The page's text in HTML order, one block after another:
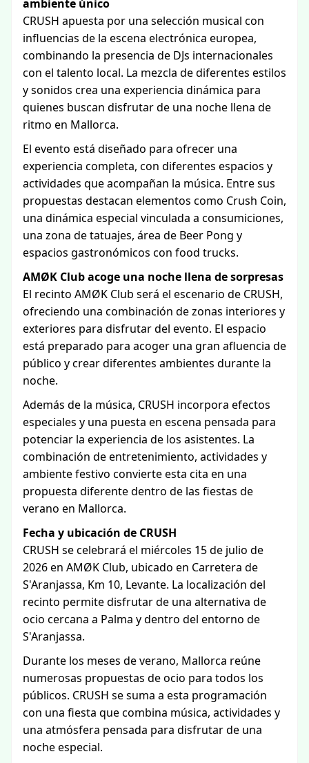
ambiente único
CRUSH apuesta por una selección musical con
influencias de la escena electrónica europea,
combinando la presencia de DJs internacionales
con el talento local. La mezcla de diferentes estilos
y sonidos crea una experiencia dinámica para
quienes buscan disfrutar de una noche llena de
ritmo en Mallorca.
El evento está diseñado para ofrecer una
experiencia completa, con diferentes espacios y
actividades que acompañan la música. Entre sus
propuestas destacan elementos como Crush Coin,
una dinámica especial vinculada a consumiciones,
una zona de tatuajes, área de Beer Pong y
espacios gastronómicos con food trucks.
AMØK Club acoge una noche llena de sorpresas
El recinto AMØK Club será el escenario de CRUSH,
ofreciendo una combinación de zonas interiores y
exteriores para disfrutar del evento. El espacio
está preparado para acoger una gran afluencia de
público y crear diferentes ambientes durante la
noche.
Además de la música, CRUSH incorpora efectos
especiales y una puesta en escena pensada para
potenciar la experiencia de los asistentes. La
combinación de entretenimiento, actividades y
ambiente festivo convierte esta cita en una
propuesta diferente dentro de las fiestas de
verano en Mallorca.
Fecha y ubicación de CRUSH
CRUSH se celebrará el miércoles 15 de julio de
2026 en AMØK Club, ubicado en Carretera de
S'Aranjassa, Km 10, Levante. La localización del
recinto permite disfrutar de una alternativa de
ocio cercana a Palma y dentro del entorno de
S'Aranjassa.
Durante los meses de verano, Mallorca reúne
numerosas propuestas de ocio para todos los
públicos. CRUSH se suma a esta programación
con una fiesta que combina música, actividades y
una atmósfera pensada para disfrutar de una
noche especial.